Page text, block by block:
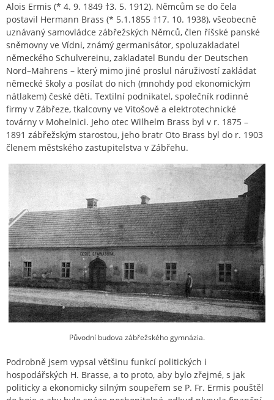
Alois Ermis (* 4. 9. 1849 †3. 5. 1912). Němcům se do čela
postavil Hermann Brass (* 5.1.1855 †17. 10. 1938), všeobecně
uznávaný samovládce zábřežských Němců, člen říšské panské
sněmovny ve Vídni, známý germanisátor, spoluzakladatel
německého Schulvereinu, zakladatel Bundu der Deutschen
Nord–Mährens – který mimo jiné proslul náruživostí zakládat
německé školy a posílat do nich (mnohdy pod ekonomickým
nátlakem) české děti. Textilní podnikatel, společník rodinné
firmy v Zábřeze, tkalcovny ve Vitošově a elektrotechnické
továrny v Mohelnici. Jeho otec Wilhelm Brass byl v r. 1875 –
1891 zábřežským starostou, jeho bratr Oto Brass byl do r. 1903
členem městského zastupitelstva v Zábřehu.
Původní budova zábřežského gymnázia.
Podrobně jsem vypsal většinu funkcí politických i
hospodářských H. Brasse, a to proto, aby bylo zřejmé, s jak
politicky a ekonomicky silným soupeřem se P. Fr. Ermis pouštěl